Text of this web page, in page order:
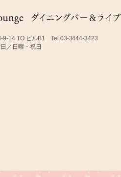
9-14 TO ビルB1 Tel.03-3444-3423
／日曜・祝日